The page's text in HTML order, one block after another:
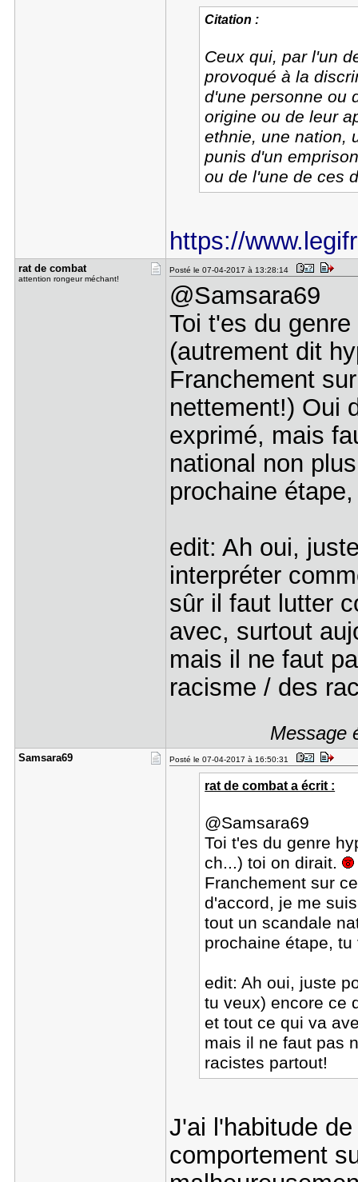
Citation :
Ceux qui, par l'un
provoqué à la
d'une personne ou
origine ou de leur
ethnie, une nation,
punis d'un
ou de l'une de ces
https://
rat de com​bat
attention rongeur méchant!
Posté le 07-04-2017 à 13:28:14
@Samsara69
Toi t'es du
(autrement dit
Franchement
nettement!) Oui
exprimé, mais
national non
prochaine
edit: Ah oui,
interpréter
sûr il faut lutter
avec, surtout
mais il ne faut
racisme / des
Message
Samsara69 Posté le 07-04-2017 à 16:50:31
rat de combat a écrit :
@Samsara69
Toi t'es du genre
ch...) toi on dirait.
Franchement sur
d'accord, je me
tout un scandale
prochaine étape,
edit: Ah oui, juste
tu veux) encore ce
et tout ce qui va
mais il ne faut pas
racistes partout!
J'ai l'habitude
comportement